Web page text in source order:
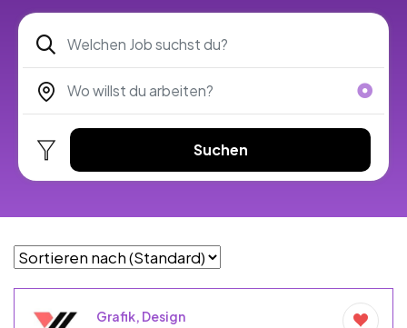
Suchen
Grafik, Design